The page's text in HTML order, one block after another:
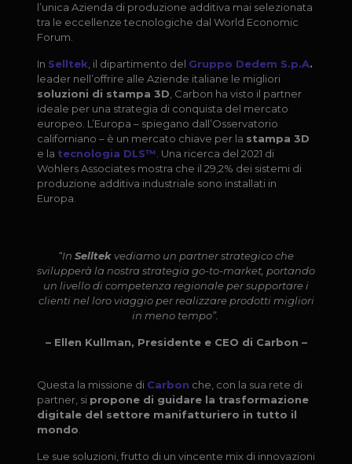
l’unica Azienda di produzione additiva mai selezionata
tra le eccellenze tecnologiche dal World Economic
Forum.
In Selltek , il dipartimento del Gruppo Dedem S.p.A.
leader nell’offrire alle Aziende italiane le migliori
soluzioni di stampa 3D , Carbon ha visto il partner
ideale per una strategia di conquista del mercato
europeo. L’Europa – spiegano dall’Osservatorio
californiano – è un mercato chiave per la stampa 3D
e la tecnologia DLS™ . Una ricerca del 2021 di
Wohlers Associates mostra che il 29,2% dei sistemi di
produzione additiva industriale sono installati in
Europa.
“In Selltekvediamo un partner strategico che
svilupperà la nostra strategia go-to-market, portando
un livello di competenza regionale per supportare i
clienti nel loro viaggio per realizzare prodotti migliori
in meno tempo”.
– Ellen Kullman, Presidente e CEO di Carbon –
Questa la missione di Carbon che, con la sua rete di
partner, si propone di guidare la trasformazione
digitale del settore manifatturiero in tutto il
mondo
Le sue soluzioni, frutto di un vincente mix di innovazioni